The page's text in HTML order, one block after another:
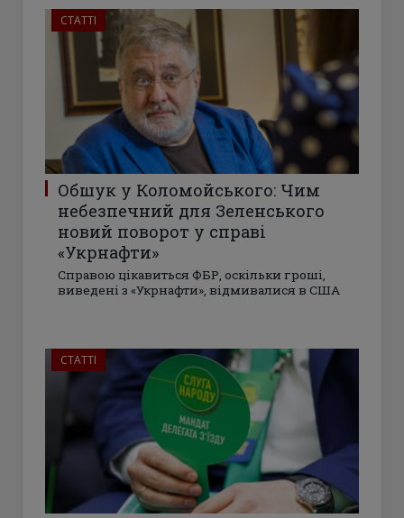
СТАТТІ
Обшук у Коломойського: Чим
небезпечний для Зеленського
новий поворот у справі
«Укрнафти»
Справою цікавиться ФБР, оскільки гроші,
виведені з «Укрнафти», відмивалися в США
СТАТТІ